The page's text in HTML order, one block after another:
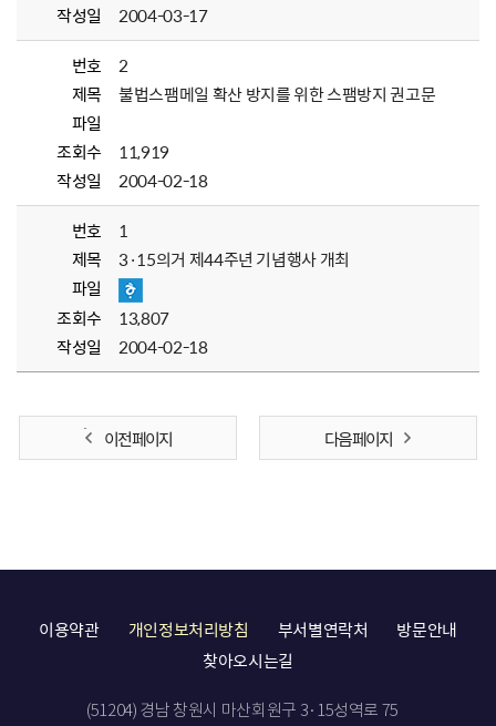
작성일
2004-03-17
번호
2
제목
불법스팸메일 확산 방지를 위한 스팸방지 권고문
파일
조회수
11,919
작성일
2004-02-18
번호
1
제목
3·15의거 제44주년 기념행사 개최
파일
조회수
13,807
작성일
2004-02-18
이전 페이지 다음 페이지
이용약관 개인정보처리방침 부서별연락처
방문안내
찾아오시는길
(51204) 경남 창원시 마산회원구 3·15성역로 75